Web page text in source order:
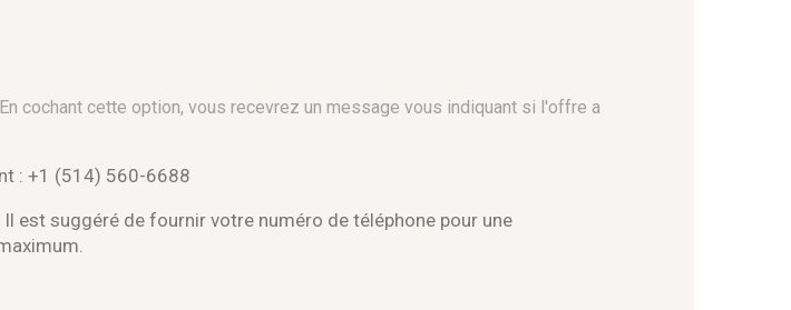
cochant cette option, vous recevrez un message vous indiquant si l'offre a
: +1 (514) 560-6688
est suggéré de fournir votre numéro de téléphone pour une